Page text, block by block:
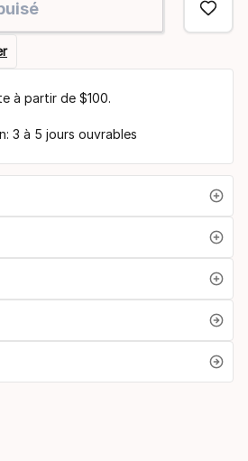
à partir de $100.
3 à 5 jours ouvrables